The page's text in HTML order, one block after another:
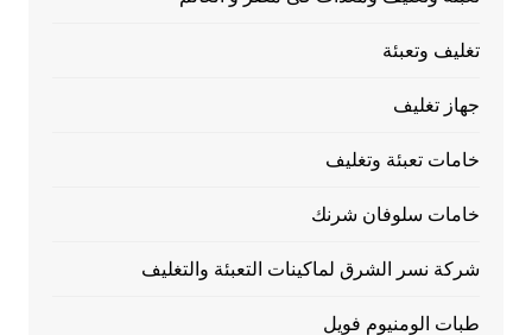
تغليف وتعبئة
جهاز تغليف
خامات تعبئة وتغليف
خامات سلوفان شرنك
شركة نسر الشرق لماكينات التعبئة والتغليف
طبات الومنيوم فويل